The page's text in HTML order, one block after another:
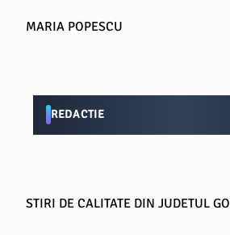
MARIA POPESCU
REDACTIE
STIRI DE CALITATE DIN JUDETUL